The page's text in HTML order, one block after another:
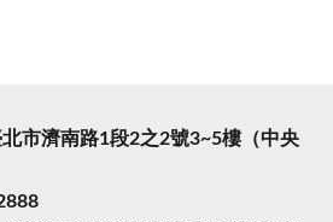
市濟南路1段2之2號3~5樓（中央